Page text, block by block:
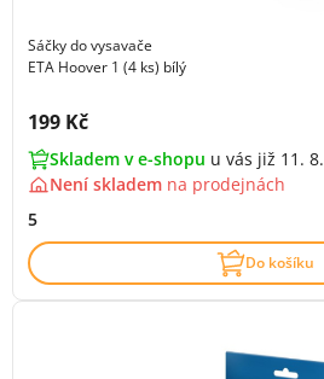
Sáčky do vysavače
ETA Hoover 1 (4 ks) bílý
Cena s DPH:
199 Kč
Skladem v e-shopu u vás již 11. 8.
Není skladem na prodejnách
5
Do košíku